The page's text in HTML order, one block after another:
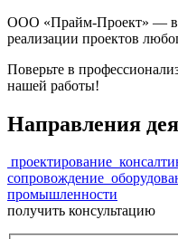
ООО «Прайм-Проект» —
реализации проектов
Поверьте в
нашей работы!
Направления
проектирование
сопровождение
промышленности
получить консультацию